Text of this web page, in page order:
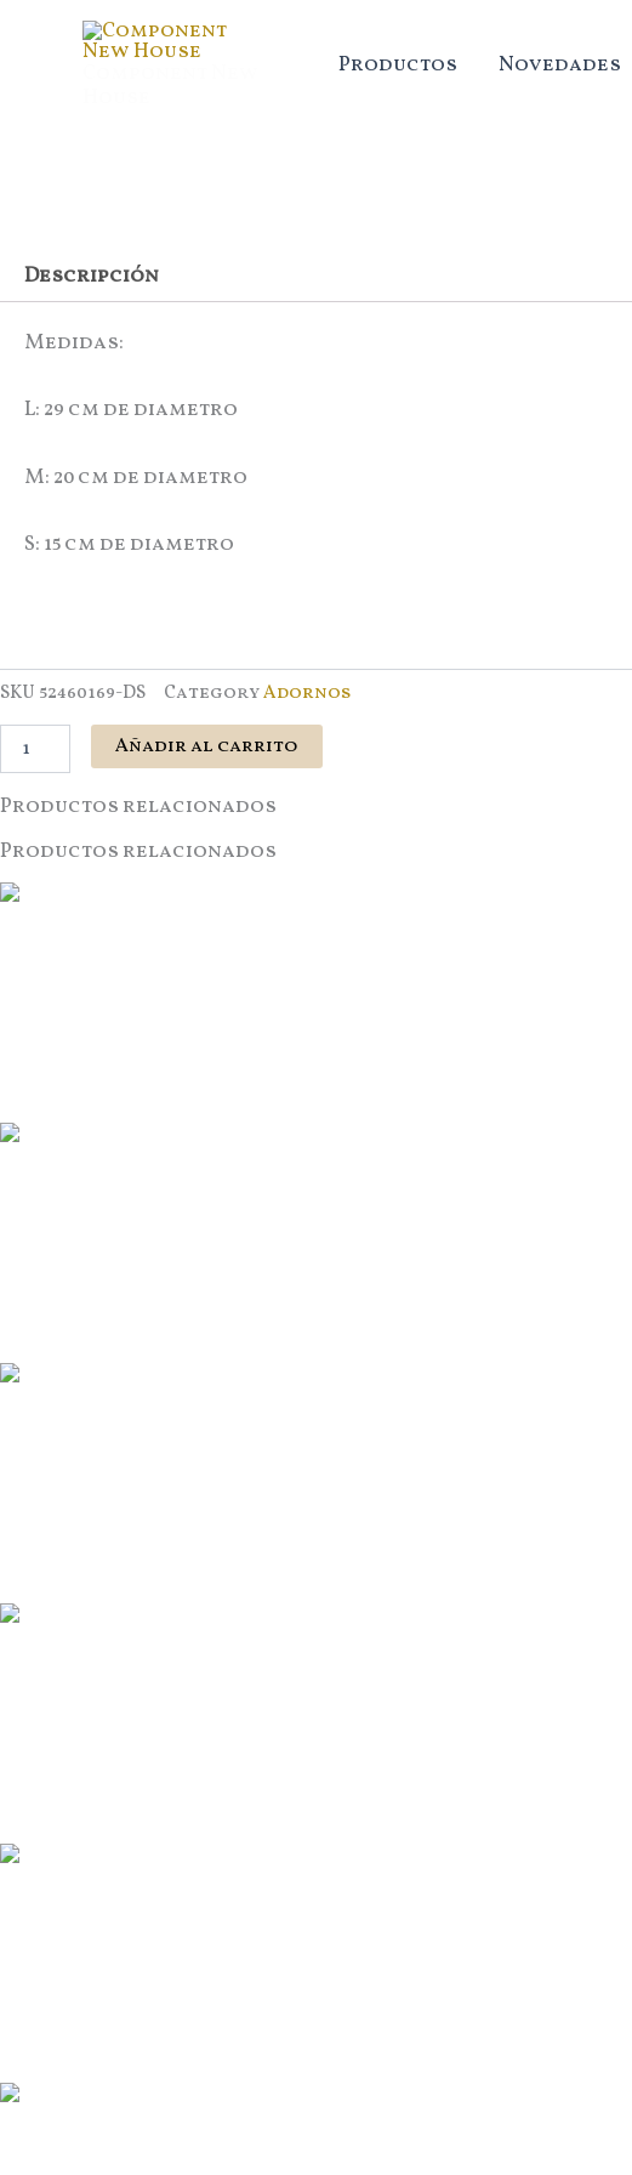
Productos Novedades
Descripción
Medidas:
L: 29 cm de diametro
M: 20 cm de diametro
S: 15 cm de diametro
SKU 52460169-DS CategoryAdornos
metal
cantidad
Añadir al carrito
Productos relacionados
Productos relacionados